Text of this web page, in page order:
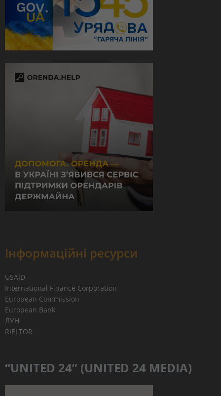
Інформаційні ресурси
USAID
International Finance Corporation
European Commission
European Bank
ЛУН
RIELTOR
“UNITED 24” (UNITED 24 MEDIA)